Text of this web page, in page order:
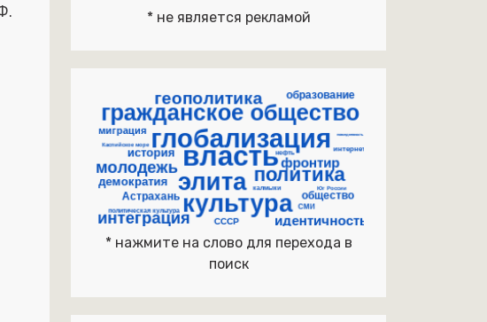
* не является рекламой
* нажмите на слово для перехода в
поиск